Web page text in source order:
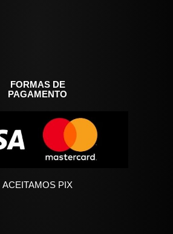
FORMAS DE
PAGAMENTO
ACEITAMOS PIX